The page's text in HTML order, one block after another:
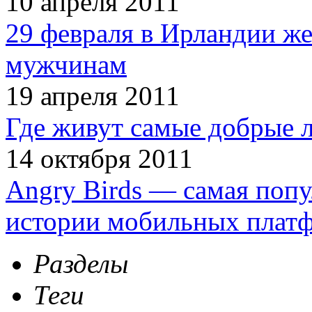
29 февраля в Ирландии
мужчинам
19 апреля 2011
Где живут самые добрые
14 октября 2011
Angry Birds — самая
истории мобильных
Разделы
Теги